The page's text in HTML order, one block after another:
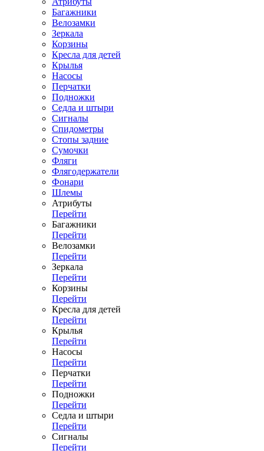
Багажники
Велозамки
Зеркала
Корзины
Кресла для детей
Крылья
Насосы
Перчатки
Подножки
Седла и штыри
Сигналы
Спидометры
Стопы задние
Сумочки
Фляги
Флягодержатели
Фонари
Шлемы
Атрибуты
Перейти
Багажники
Перейти
Велозамки
Перейти
Зеркала
Перейти
Корзины
Перейти
Кресла для детей
Перейти
Крылья
Перейти
Насосы
Перейти
Перчатки
Перейти
Подножки
Перейти
Седла и штыри
Перейти
Сигналы
Перейти